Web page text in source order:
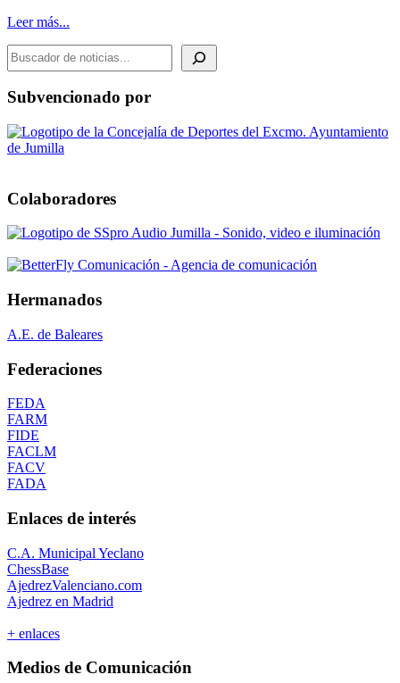
Leer más...
BUSCADOR DE NOTICIAS
Subvencionado por
Colaboradores
Hermanados
A.E. de Baleares
Federaciones
FEDA
FARM
FIDE
FACLM
FACV
FADA
Enlaces de interés
C.A. Municipal Yeclano
ChessBase
AjedrezValenciano.com
Ajedrez en Madrid
+ enlaces
Medios de Comunicación